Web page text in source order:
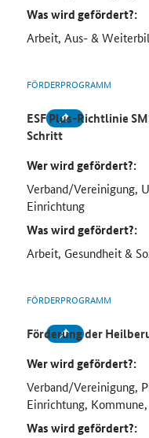
Was wird gefördert?:
Arbeit, Aus- &
FÖRDERPROGRAMM
ESF Plus-Richtlinie
Schritt
Wer wird gefördert?:
Verband/Vereinigung,
Einrichtung
Was wird gefördert?:
Arbeit, Gesundheit &
FÖRDERPROGRAMM
Förderung der
Wer wird gefördert?:
Verband/Vereinigung,
Einrichtung,
Was wird gefördert?: